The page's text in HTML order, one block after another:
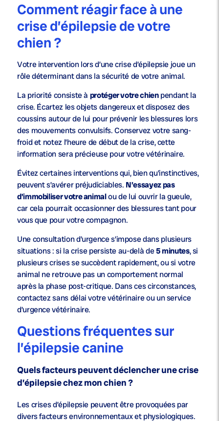
Comment réagir face à une
crise d’épilepsie de votre
chien ?
Votre intervention lors d’une crise d’épilepsie joue un
rôle déterminant dans la sécurité de votre animal.
La priorité consiste à protéger votre chienpendant la
crise. Écartez les objets dangereux et disposez des
coussins autour de lui pour prévenir les blessures lors
des mouvements convulsifs. Conservez votre sang-
froid et notez l’heure de début de la crise, cette
information sera précieuse pour votre vétérinaire.
Évitez certaines interventions qui, bien qu’instinctives,
peuvent s’avérer préjudiciables. N’essayez pas
d’immobiliser votre animalou de lui ouvrir la gueule,
car cela pourrait occasionner des blessures tant pour
vous que pour votre compagnon.
Une consultation d’urgence s’impose dans plusieurs
situations : si la crise persiste au-delà de5 minutes, si
plusieurs crises se succèdent rapidement, ou si votre
animal ne retrouve pas un comportement normal
après la phase post-critique. Dans ces circonstances,
contactez sans délai votre vétérinaire ou un service
d’urgence vétérinaire.
Questions fréquentes sur
l’épilepsie canine
Quels facteurs peuvent déclencher une crise
d’épilepsie chez mon chien ?
Les crises d’épilepsie peuvent être provoquées par
divers facteurs environnementaux et physiologiques.